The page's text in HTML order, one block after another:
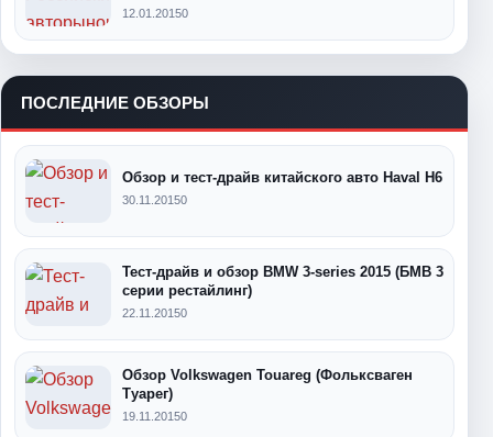
12.01.20150
ПОСЛЕДНИЕ ОБЗОРЫ
Обзор и тест-драйв китайского авто Haval H6
30.11.20150
Тест-драйв и обзор BMW 3-series 2015 (БМВ 3
серии рестайлинг)
22.11.20150
Обзор Volkswagen Touareg (Фольксваген
Туарег)
19.11.20150